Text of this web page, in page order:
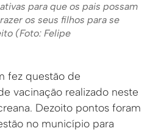
para que os pais possam
os seus filhos para se
(Foto: Felipe
fez questão de
vacinação realizado neste
Dezoito pontos foram
no município para